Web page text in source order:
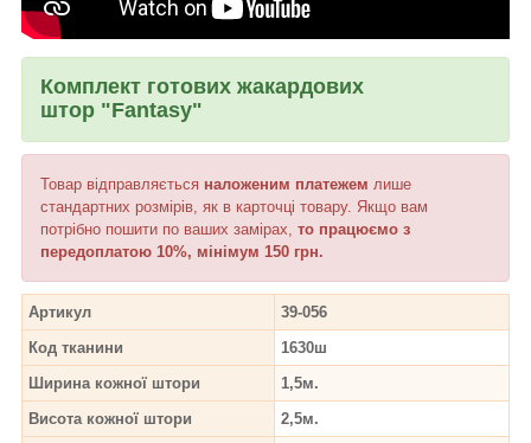
Комплект готових жакардових
штор "Fantasy"
Товар відправляється наложеним платежем лише
стандартних розмірів, як в карточці товару. Якщо вам
потрібно пошити по ваших замірах, то працюємо з
передоплатою 10%, мінімум 150 грн.
Артикул
39-056
Код тканини
1630ш
Ширина кожної штори
1,5м.
Висота кожної штори
2,5м.